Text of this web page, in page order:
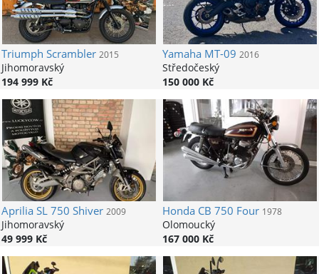
Triumph Scrambler 2015
Jihomoravský
194 999 Kč
YamahaMT-09 2016
Středočeský
150 000 Kč
ApriliaSL 750 Shiver 2009
Jihomoravský
49 999 Kč
HondaCB 750 Four 1978
Olomoucký
167 000 Kč